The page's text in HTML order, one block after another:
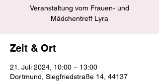
Veranstaltung vom Frauen- und
Mädchentreff Lyra
Zeit & Ort
21. Juli 2024, 10:00 – 13:00
Dortmund, Siegfriedstraße 14, 44137